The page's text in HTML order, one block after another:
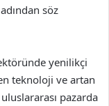
söz
yenilikçi
teknoloji ve artan
pazarda